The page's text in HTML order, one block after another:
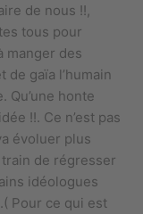
de nous !!,
tous pour
manger des
de gaïa l’humain
Qu’une honte
!!. Ce n’est pas
évoluer plus
de régresser
idéologues
Pour ce qui est